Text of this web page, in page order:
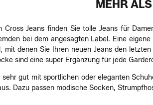
MEHR
Cross Jeans finden Sie tolle Jeans für
bei dem angesagten Label. Eine
mit denen Sie Ihren neuen Jeans den
sind eine super Ergänzung für jede
sehr gut mit sportlichen oder eleganten
Dazu passen modische Socken,